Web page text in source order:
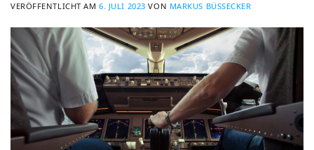
VERÖFFENTLICHT AM6. JULI 2023 VON MARKUS BÜSSECKER